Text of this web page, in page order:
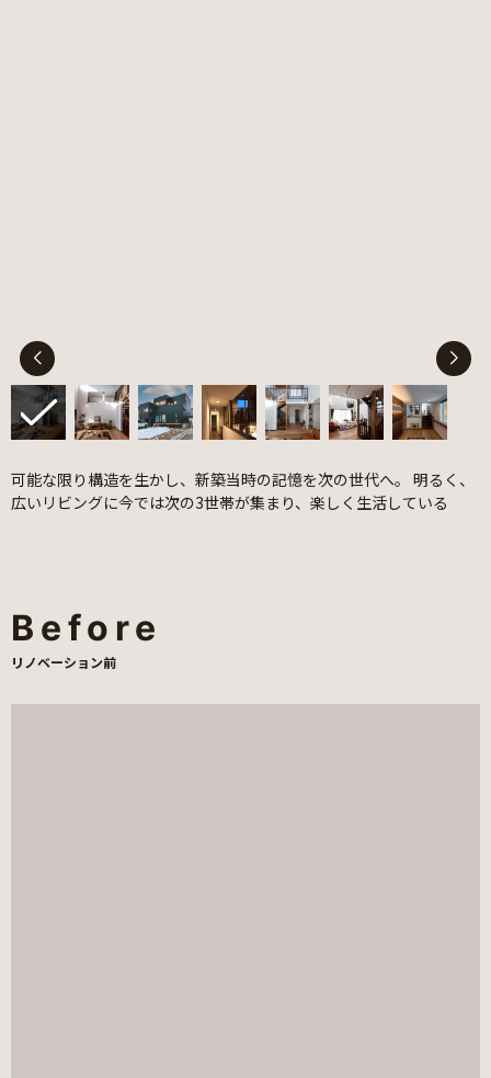
可能な限り構造を生かし、新築当時の記憶を次の世代へ。 明るく、
広いリビングに今では次の3世帯が集まり、楽しく生活している
Before
リノベーション前